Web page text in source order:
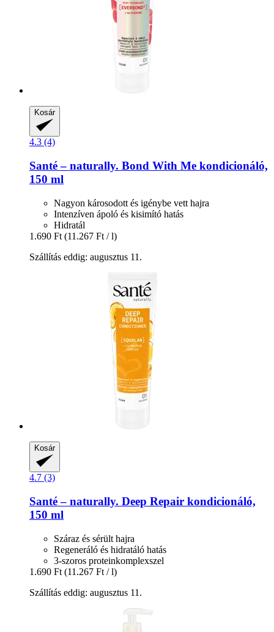
Kosár
4.3 (4)
Santé – naturally. Bond With Me kondicionáló,
150 ml
Nagyon károsodott és igénybe vett hajra
Intenzíven ápoló és kisimító hatás
Hidratál
1.690 Ft (11.267 Ft / l)
Szállítás eddig: augusztus 11.
Kosár
4.7 (3)
Santé – naturally. Deep Repair kondicionáló,
150 ml
Száraz és sérült hajra
Regeneráló és hidratáló hatás
3-szoros proteinkomplexszel
1.690 Ft (11.267 Ft / l)
Szállítás eddig: augusztus 11.